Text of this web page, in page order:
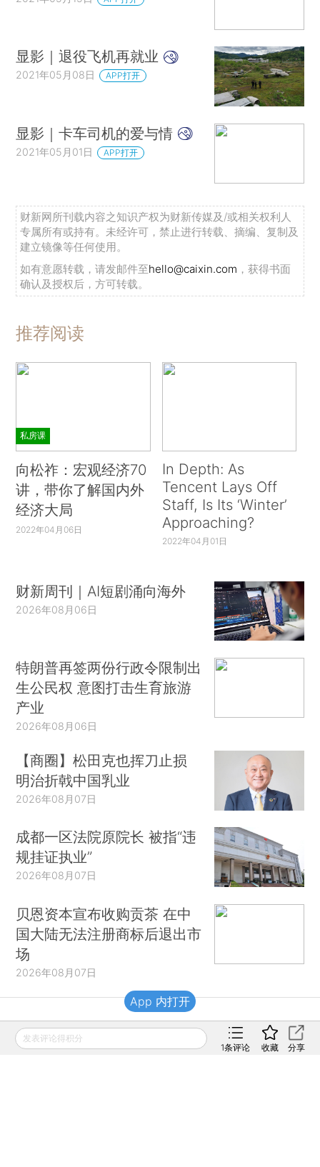
显影｜退役飞机再就业
2021年05月08日 APP打开
显影｜卡车司机的爱与情
2021年05月01日 APP打开
财新网所刊载内容之知识产权为财新传媒及/或相关权利人
专属所有或持有。未经许可，禁止进行转载、摘编、复制及
建立镜像等任何使用。
如有意愿转载，请发邮件至hello@caixin.com ，获得书面
确认及授权后，方可转载。
推荐阅读
私房课
向松祚：宏观经济70
讲，带你了解国内外
经济大局
2022年04月06日
In Depth: As
Tencent Lays Off
Staff, Is Its ‘Winter’
Approaching?
2022年04月01日
财新周刊｜AI短剧涌向海外
2026年08月06日
特朗普再签两份行政令限制出
生公民权 意图打击生育旅游
产业
2026年08月06日
【商圈】松田克也挥刀止损
明治折戟中国乳业
2026年08月07日
成都一区法院原院长 被指“违
规挂证执业”
2026年08月07日
贝恩资本宣布收购贡茶 在中
国大陆无法注册商标后退出市
场
2026年08月07日
财新移动
发表评论得积分
1条评论 收藏 分享
App 内打开